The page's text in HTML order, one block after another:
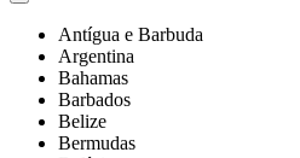
Antígua e Barbuda
Argentina
Bahamas
Barbados
Belize
Bermudas